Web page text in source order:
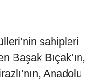
sahipleri
Başak Bıçak’ın,
Anadolu